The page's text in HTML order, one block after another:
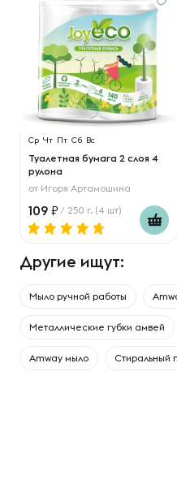
Ср Чт Пт Сб Вс
Туалетная бумага 2 слоя 4
рулона
от Игоря Артамошина
109 / 250 г. (4 шт)
Другие ищут:
Мыло ручной работы
Металлические губки амвей
Amway мыло Стиральный